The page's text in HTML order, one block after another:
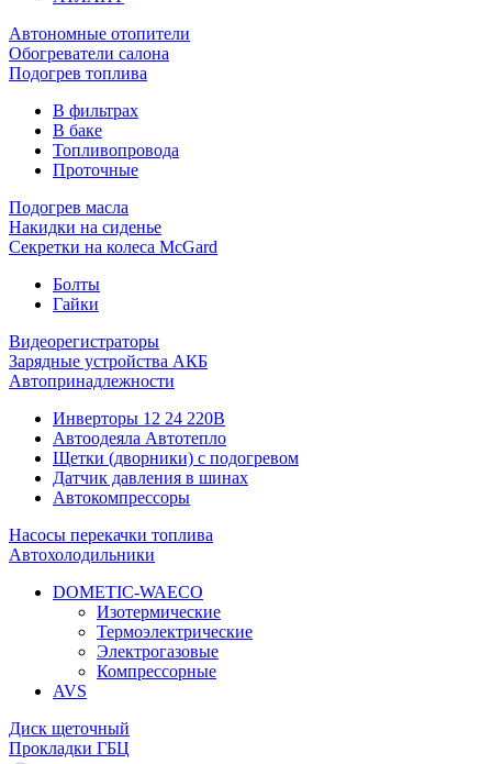
Автономные отопители
Обогреватели салона
Подогрев топлива
В фильтрах
В баке
Топливопровода
Проточные
Подогрев масла
Накидки на сиденье
Секретки на колеса McGard
Болты
Гайки
Видеорегистраторы
Зарядные устройства АКБ
Автопринадлежности
Инверторы 12 24 220В
Автоодеяла Автотепло
Щетки (дворники) с подогревом
Датчик давления в шинах
Автокомпрессоры
Насосы перекачки топлива
Автохолодильники
DOMETIC-WAECO
Изотермические
Термоэлектрические
Электрогазовые
Компрессорные
AVS
Диск щеточный
Прокладки ГБЦ